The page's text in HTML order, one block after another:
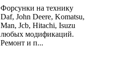
Форсунки на технику
Daf, John Deere, Komatsu,
Man, Jcb, Hitachi, Isuzu
любых модификаций.
Ремонт и п...